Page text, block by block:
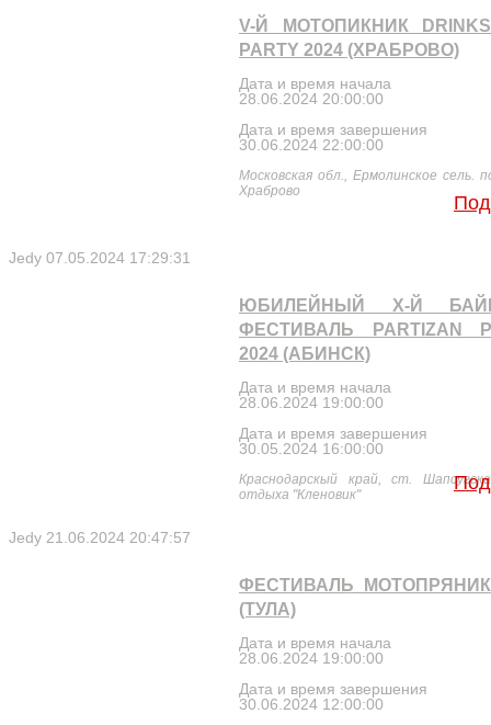
V-Й МОТОПИКНИК
PARTY 2024 (ХРАБРОВО)
Дата и время начала
28.06.2024 20:00:00
Дата и время завершения
30.06.2024 22:00:00
Московская обл., Ермолинское сель.
Храброво
Jedy 07.05.2024 17:29:31
ЮБИЛЕЙНЫЙ Х-Й
ФЕСТИВАЛЬ PARTIZAN
2024 (АБИНСК)
Дата и время начала
28.06.2024 19:00:00
Дата и время завершения
30.05.2024 16:00:00
Краснодарскый край, ст.
отдыха "Кленовик"
Jedy 21.06.2024 20:47:57
ФЕСТИВАЛЬ МОТОПРЯНИК
(ТУЛА)
Дата и время начала
28.06.2024 19:00:00
Дата и время завершения
30.06.2024 12:00:00